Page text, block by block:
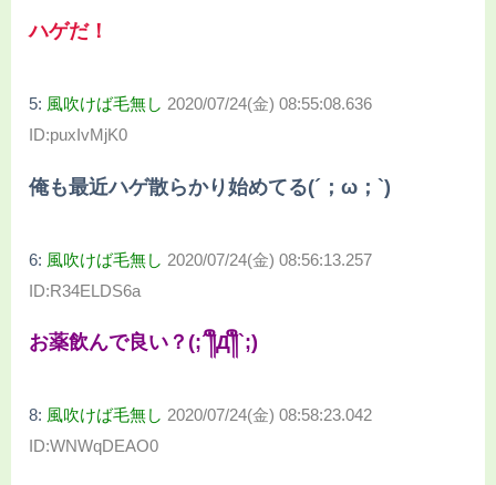
ハゲだ！
5: 風吹けば毛無し 2020/07/24(金) 08:55:08.636
ID:puxIvMjK0
俺も最近ハゲ散らかり始めてる(´；ω；`)
6: 風吹けば毛無し 2020/07/24(金) 08:56:13.257
ID:R34ELDS6a
お薬飲んで良い？(;´༎ຶД༎ຶ`;)
8: 風吹けば毛無し 2020/07/24(金) 08:58:23.042
ID:WNWqDEAO0